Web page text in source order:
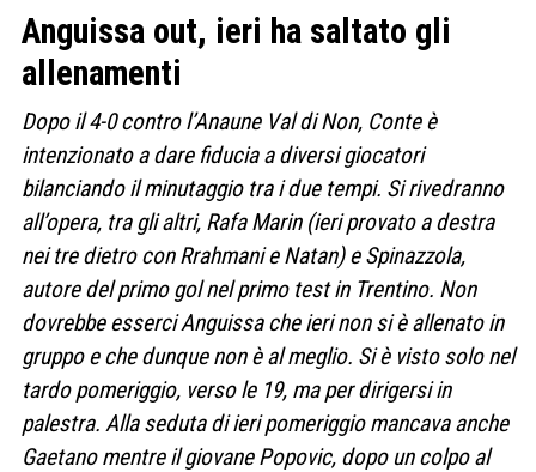
Anguissa out, ieri ha saltato gli
allenamenti
Dopo il 4-0 contro l’Anaune Val di Non, Conte è
intenzionato a dare fiducia a diversi giocatori
bilanciando il minutaggio tra i due tempi. Si rivedranno
all’opera, tra gli altri, Rafa Marin (ieri provato a destra
nei tre dietro con Rrahmani e Natan) e Spinazzola,
autore del primo gol nel primo test in Trentino. Non
dovrebbe esserci Anguissa che ieri non si è allenato in
gruppo e che dunque non è al meglio. Si è visto solo nel
tardo pomeriggio, verso le 19, ma per dirigersi in
palestra. Alla seduta di ieri pomeriggio mancava anche
Gaetano mentre il giovane Popovic, dopo un colpo al